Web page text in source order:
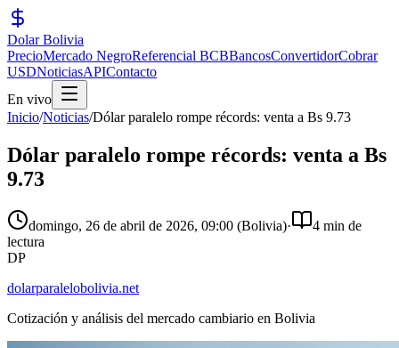
Dolar Bolivia
PrecioMercado NegroReferencial BCBBancosConvertidorCobrar
USDNoticiasAPIContacto
En vivo
Inicio/Noticias/Dólar paralelo rompe récords: venta a Bs 9.73
Dólar paralelo rompe récords: venta a Bs
9.73
domingo, 26 de abril de 2026, 09:00 (Bolivia)·
4 min de
lectura
DP
dolarparalelobolivia.net
Cotización y análisis del mercado cambiario en Bolivia